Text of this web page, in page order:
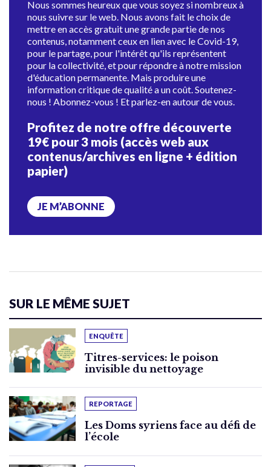
Nous sommes heureux que vous soyez si nombreux à
nous suivre sur le web. Nous avons fait le choix de
mettre en accès gratuit une grande partie de nos
contenus, notamment ceux en lien avec le Covid-19,
pour le partage, pour l'intérêt qu'ils représentent
pour la collectivité, et pour répondre à notre mission
d'éducation permanente. Mais produire une
information critique de qualité a un coût. Soutenez-
nous ! Abonnez-vous ! Et parlez-en autour de vous.
Profitez de notre offre découverte
19€ pour 3 mois (accès web aux
contenus/archives en ligne + édition
papier)
JE M’ABONNE
SUR LE MÊME SUJET
ENQUÊTE
Titres-services: le poison
invisible du nettoyage
REPORTAGE
Les Doms syriens face au défi de
l’école